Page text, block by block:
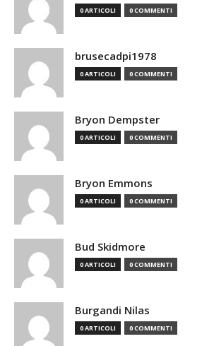
0 ARTICOLI 0 COMMENTI
brusecadpi1978
0 ARTICOLI 0 COMMENTI
Bryon Dempster
0 ARTICOLI 0 COMMENTI
Bryon Emmons
0 ARTICOLI 0 COMMENTI
Bud Skidmore
0 ARTICOLI 0 COMMENTI
Burgandi Nilas
0 ARTICOLI 0 COMMENTI